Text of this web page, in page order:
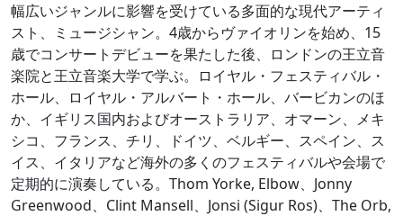
幅広いジャンルに影響を受けている多面的な現代アーティ
スト、ミュージシャン。4歳からヴァイオリンを始め、15
歳でコンサートデビューを果たした後、ロンドンの王立音
楽院と王立音楽大学で学ぶ。ロイヤル・フェスティバル・
ホール、ロイヤル・アルバート・ホール、バービカンのほ
か、イギリス国内およびオーストラリア、オマーン、メキ
シコ、フランス、チリ、ドイツ、ベルギー、スペイン、ス
イス、イタリアなど海外の多くのフェスティバルや会場で
定期的に演奏している。Thom Yorke, Elbow、Jonny
Greenwood、Clint Mansell、Jonsi (Sigur Ros)、The Orb,